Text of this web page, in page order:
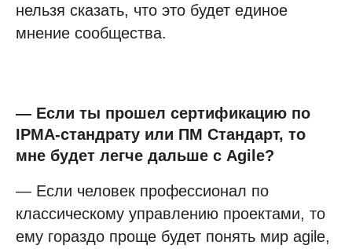
нельзя сказать, что это будет единое
мнение сообщества.
— Если ты прошел сертификацию по
IPMA-стандрату или ПМ Стандарт, то
мне будет легче дальше с Аgile?
— Если человек профессионал по
классическому управлению проектами, то
ему гораздо проще будет понять мир agile,